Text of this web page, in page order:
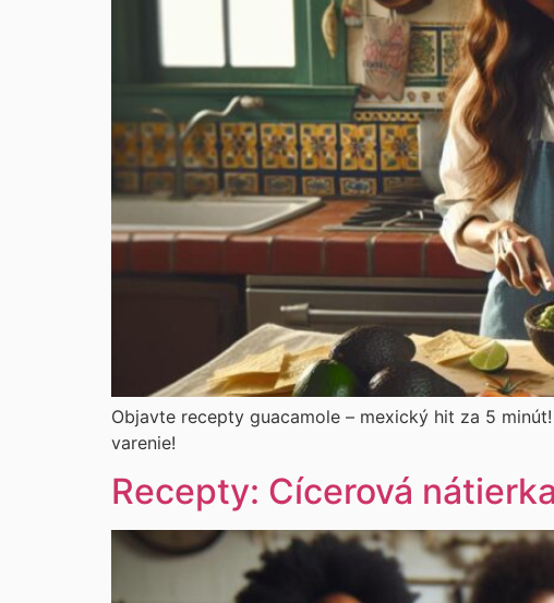
Objavte recepty guacamole – mexický hit za 5
varenie!
Recepty: Cícerová